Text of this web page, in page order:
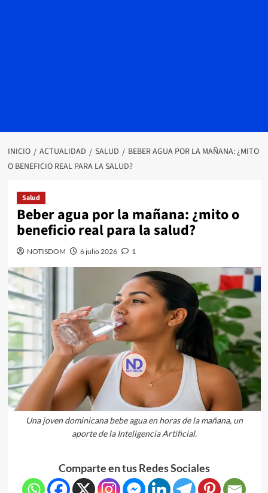
INICIO ACTUALIDAD SALUD
BEBER AGUA POR LA MAÑANA: ¿MITO
O BENEFICIO REAL PARA LA SALUD?
Salud
Beber agua por la mañana: ¿mito o
beneficio real para la salud?
NOTISDOM 6 julio 2026 1
Una joven dominicana bebe agua en horas de la mañana, un
aporte de la Inteligencia Artificial.
Comparte en tus Redes Sociales